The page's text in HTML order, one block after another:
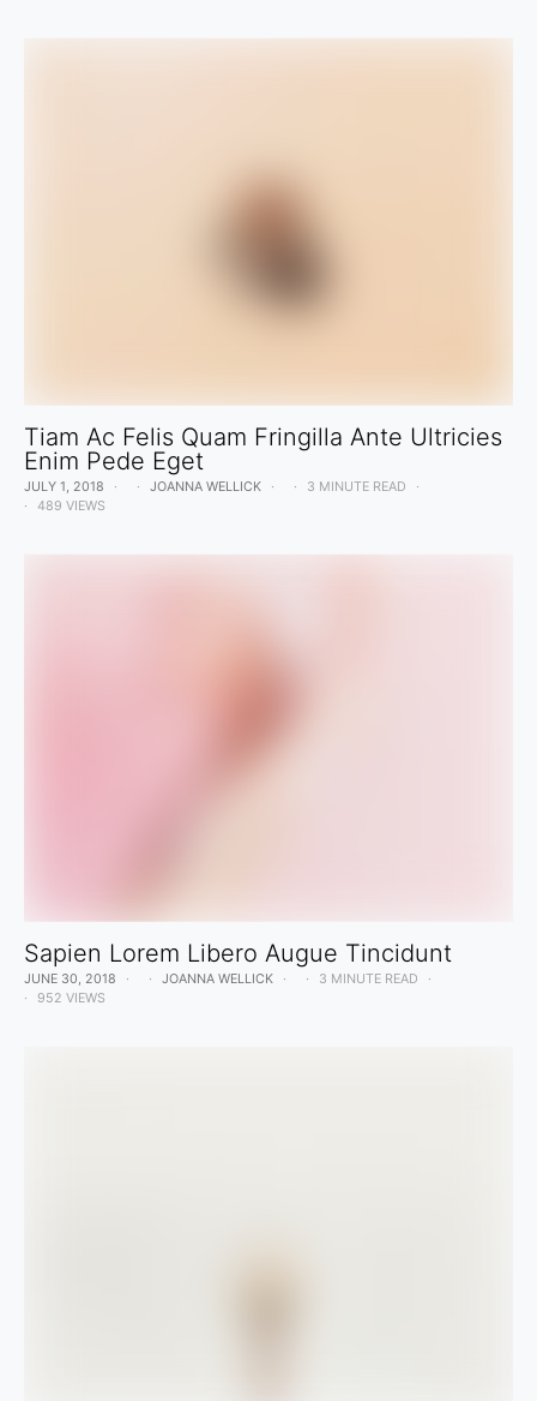
Tiam Ac Felis Quam Fringilla Ante Ultricies
Enim Pede Eget
JULY 1, 2018 JOANNA WELLICK
3 MINUTE READ
489 VIEWS
Sapien Lorem Libero Augue Tincidunt
JUNE 30, 2018 JOANNA WELLICK
3 MINUTE READ
952 VIEWS